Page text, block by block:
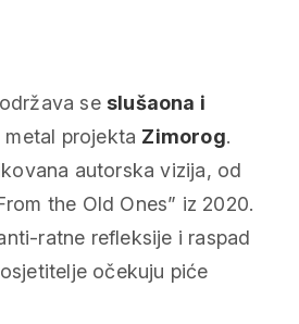
se slušaona i
projekta Zimorog.
autorska vizija, od
the Old Ones” iz 2020.
ratne refleksije i raspad
očekuju piće